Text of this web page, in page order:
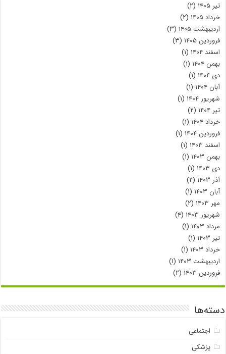
تیر ۱۴۰۵
(۲)
خرداد ۱۴۰۵
(۲)
اردیبهشت ۱۴۰۵
(۳)
فروردین ۱۴۰۵
(۳)
اسفند ۱۴۰۴
(۱)
بهمن ۱۴۰۴
(۱)
دی ۱۴۰۴
(۱)
آبان ۱۴۰۴
(۱)
شهریور ۱۴۰۴
(۱)
تیر ۱۴۰۴
(۲)
خرداد ۱۴۰۴
(۱)
فروردین ۱۴۰۴
(۱)
اسفند ۱۴۰۳
(۱)
بهمن ۱۴۰۳
(۱)
دی ۱۴۰۳
(۱)
آذر ۱۴۰۳
(۲)
آبان ۱۴۰۳
(۱)
مهر ۱۴۰۳
(۲)
شهریور ۱۴۰۳
(۴)
مرداد ۱۴۰۳
(۱)
تیر ۱۴۰۳
(۱)
خرداد ۱۴۰۳
(۱)
اردیبهشت ۱۴۰۳
(۱)
فروردین ۱۴۰۳
(۲)
دسته‌ها
اجتماعی
پزشکی